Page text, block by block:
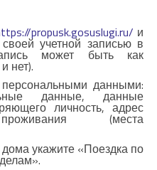
propusk.gosuslugi.ru/ и
учетной записью в
может быть как
нет).
данными:
данные, данные
личность, адрес
(места
укажите «Поездка по